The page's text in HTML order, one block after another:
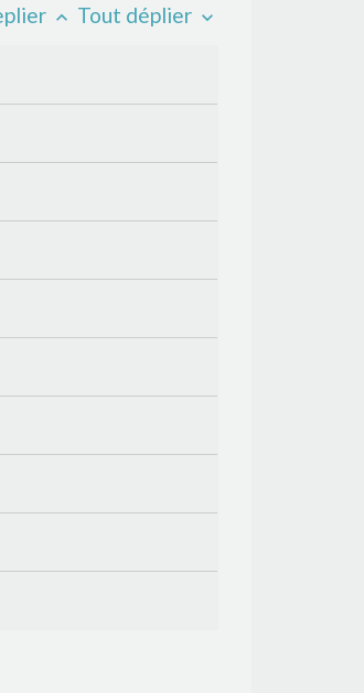
keyboard_arrow_up Tout déplier keyboard_arrow_down